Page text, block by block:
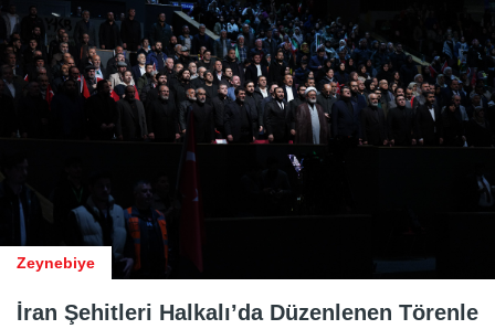
Zeynebiye
İran Şehitleri Halkalı’da Düzenlenen Törenle